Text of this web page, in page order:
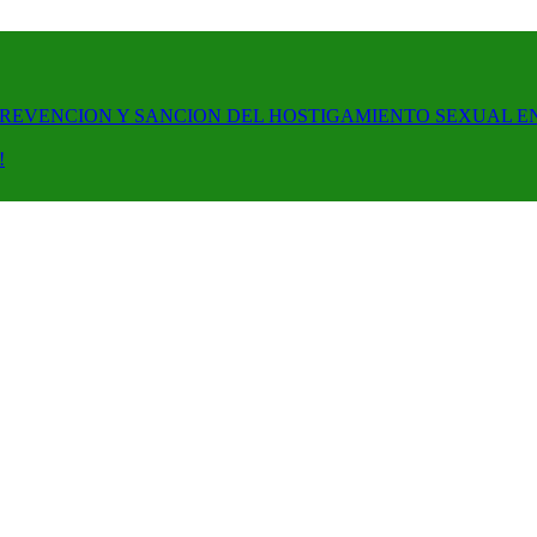
Y SANCION DEL HOSTIGAMIENTO SEXUAL